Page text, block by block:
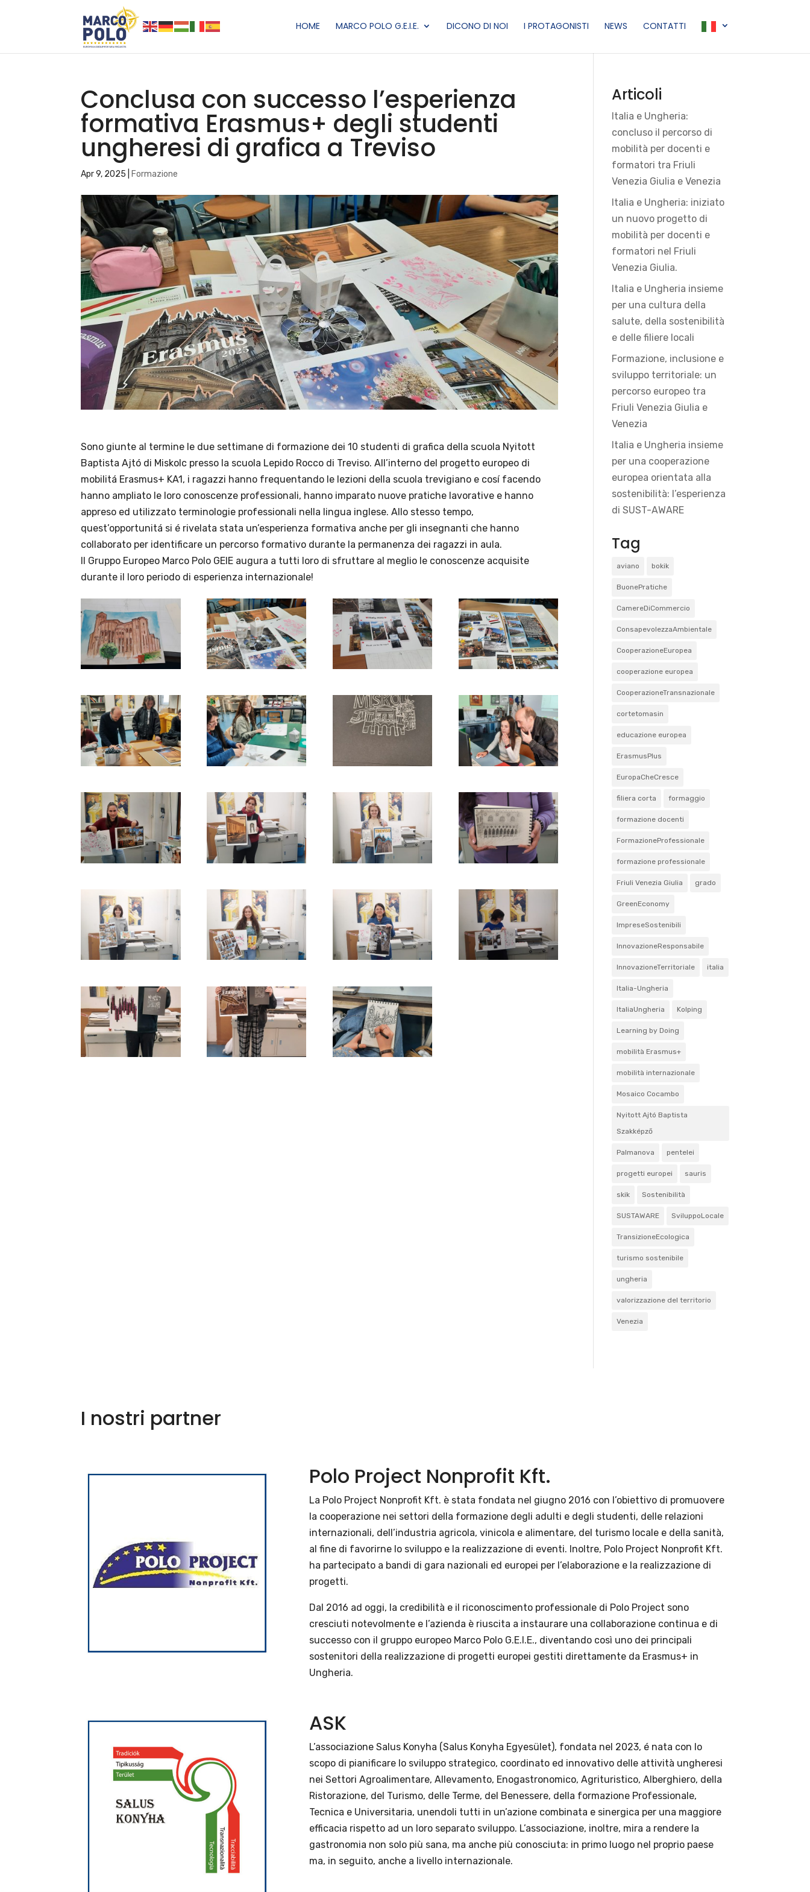
HOME MARCO POLO G.E.I.E. DICONO DI NOI I PROTAGONISTI NEWS CONTATTI
Conclusa con successo l’esperienza
formativa Erasmus+ degli studenti
ungheresi di grafica a Treviso
Apr 9, 2025 Formazione
Sono giunte al termine le due settimane di formazione dei 10 studenti di grafica della scuola Nyitott
Baptista Ajtó di Miskolc presso la scuola Lepido Rocco di Treviso. All’interno del progetto europeo di
mobilitá Erasmus+ KA1, i ragazzi hanno frequentando le lezioni della scuola trevigiano e cosí facendo
hanno ampliato le loro conoscenze professionali, hanno imparato nuove pratiche lavorative e hanno
appreso ed utilizzato terminologie professionali nella lingua inglese. Allo stesso tempo,
quest’opportunitá si é rivelata stata un’esperienza formativa anche per gli insegnanti che hanno
collaborato per identificare un percorso formativo durante la permanenza dei ragazzi in aula.
Il Gruppo Europeo Marco Polo GEIE augura a tutti loro di sfruttare al meglio le conoscenze acquisite
durante il loro periodo di esperienza internazionale!
Articoli
Italia e Ungheria:
concluso il percorso di
mobilità per docenti e
formatori tra Friuli
Venezia Giulia e Venezia
Italia e Ungheria: iniziato
un nuovo progetto di
mobilità per docenti e
formatori nel Friuli
Venezia Giulia.
Italia e Ungheria insieme
per una cultura della
salute, della sostenibilità
e delle filiere locali
Formazione, inclusione e
sviluppo territoriale: un
percorso europeo tra
Friuli Venezia Giulia e
Venezia
Italia e Ungheria insieme
per una cooperazione
europea orientata alla
sostenibilità: l’esperienza
di SUST-AWARE
Tag
aviano bokik
BuonePratiche
CamereDiCommercio
ConsapevolezzaAmbientale
CooperazioneEuropea
cooperazione europea
CooperazioneTransnazionale
cortetomasin
educazione europea
ErasmusPlus
EuropaCheCresce
filiera corta formaggio
formazione docenti
FormazioneProfessionale
formazione professionale
Friuli Venezia Giulia grado
GreenEconomy
ImpreseSostenibili
InnovazioneResponsabile
InnovazioneTerritoriale italia
Italia-Ungheria
ItaliaUngheria Kolping
Learning by Doing
mobilità Erasmus+
mobilità internazionale
Mosaico Cocambo
Nyitott Ajtó Baptista
Szakképző
Palmanova pentelei
progetti europei sauris
skik Sostenibilità
SUSTAWARE SviluppoLocale
TransizioneEcologica
turismo sostenibile
ungheria
valorizzazione del territorio
Venezia
I nostri partner
Polo Project Nonprofit Kft.
La Polo Project Nonprofit Kft. è stata fondata nel giugno 2016 con l’obiettivo di promuovere
la cooperazione nei settori della formazione degli adulti e degli studenti, delle relazioni
internazionali, dell’industria agricola, vinicola e alimentare, del turismo locale e della sanità,
al fine di favorirne lo sviluppo e la realizzazione di eventi. Inoltre, Polo Project Nonprofit Kft.
ha partecipato a bandi di gara nazionali ed europei per l’elaborazione e la realizzazione di
progetti.
Dal 2016 ad oggi, la credibilità e il riconoscimento professionale di Polo Project sono
cresciuti notevolmente e l’azienda è riuscita a instaurare una collaborazione continua e di
successo con il gruppo europeo Marco Polo G.E.I.E., diventando così uno dei principali
sostenitori della realizzazione di progetti europei gestiti direttamente da Erasmus+ in
Ungheria.
ASK
L’associazione Salus Konyha (Salus Konyha Egyesület), fondata nel 2023, é nata con lo
scopo di pianificare lo sviluppo strategico, coordinato ed innovativo delle attività ungheresi
nei Settori Agroalimentare, Allevamento, Enogastronomico, Agrituristico, Alberghiero, della
Ristorazione, del Turismo, delle Terme, del Benessere, della formazione Professionale,
Tecnica e Universitaria, unendoli tutti in un’azione combinata e sinergica per una maggiore
efficacia rispetto ad un loro separato sviluppo. L’associazione, inoltre, mira a rendere la
gastronomia non solo più sana, ma anche più conosciuta: in primo luogo nel proprio paese
ma, in seguito, anche a livello internazionale.